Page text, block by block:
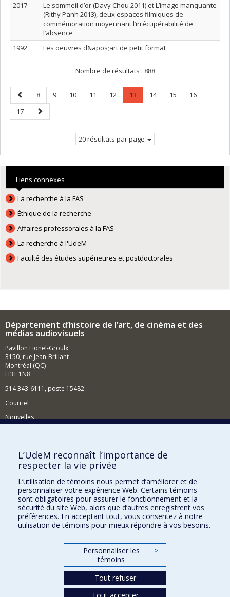
2017
Le sommeil d’or (Davy Chou 2011) et L’image manquante
(Rithy Panh 2013), deux espaces filmiques de
commémoration moyennant l’irrécupérabilité de
l’absence
1992
Les oeuvres d&apos;art de petit format
Nombre de résultats : 888
Page
précédente
Page
8 Page
9 Page
10 Page
11 Page
12 Page
13
Page
Page
14 Page
15 Page
16
Page
17
Page
suivante
20 résultats par page
Liens connexes
La recherche à la FAS
Éthique de la recherche
Affaires professorales à la FAS
La recherche à l'UdeM
Faculté des études supérieures et postdoctorales
Département d’histoire de l’art, de cinéma et des
médias audiovisuels
Pavillon Lionel-Groulx
3150, rue Jean-Brillant
Montréal (QC)
H3T 1N8
514 343-6111, poste 15482
Courriel
Nouvelles
Comment soutenir le Département?
BESOIN D'AIDE?
Plan du site
Signaler une erreur
Accessibilité
FACULTÉ DES ARTS ET DES SCIENCES
Nos départements et écoles
L’UdeM reconnaît l’importance de
respecter la vie privée
L’utilisation de témoins nous permet d’améliorer et de
personnaliser votre expérience Web. Certains témoins
sont obligatoires pour assurer le fonctionnement et la
sécurité du site Web, alors que d’autres enregistrent vos
préférences. En acceptant tout, vous consentez à notre
utilisation de témoins pour mieux répondre à vos besoins.
Personnaliser les
témoins
>
Tout refuser